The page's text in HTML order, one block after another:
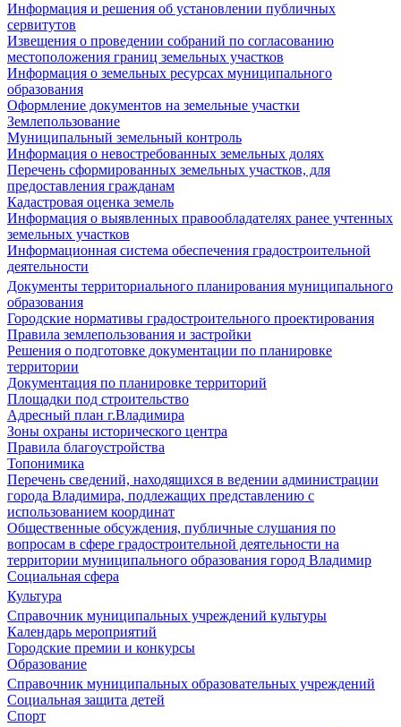
Информация и решения об установлении публичных
сервитутов
Извещения о проведении собраний по согласованию
местоположения границ земельных участков
Информация о земельных ресурсах муниципального
образования
Оформление документов на земельные участки
Землепользование
Муниципальный земельный контроль
Информация о невостребованных земельных долях
Перечень сформированных земельных участков, для
предоставления гражданам
Кадастровая оценка земель
Информация о выявленных правообладателях ранее учтенных
земельных участков
Информационная система обеспечения градостроительной
деятельности
Документы территориального планирования муниципального
образования
Городские нормативы градостроительного проектирования
Правила землепользования и застройки
Решения о подготовке документации по планировке
территории
Документация по планировке территорий
Площадки под строительство
Адресный план г.Владимира
Зоны охраны исторического центра
Правила благоустройства
Топонимика
Перечень сведений, находящихся в ведении администрации
города Владимира, подлежащих представлению с
использованием координат
Общественные обсуждения, публичные слушания по
вопросам в сфере градостроительной деятельности на
территории муниципального образования город Владимир
Социальная сфера
Культура
Справочник муниципальных учреждений культуры
Календарь мероприятий
Городские премии и конкурсы
Образование
Справочник муниципальных образовательных учреждений
Социальная защита детей
Спорт